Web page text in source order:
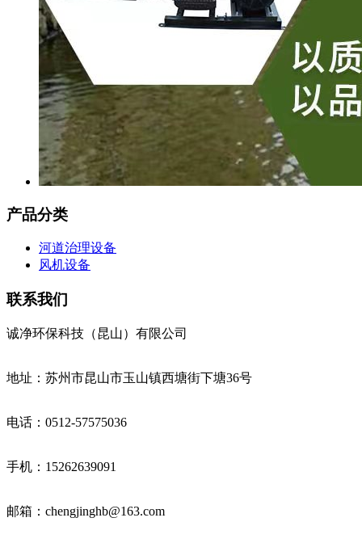
产品分类
河道治理设备
风机设备
联系我们
诚净环保科技（昆山）有限公司
地址：苏州市昆山市玉山镇西塘街下塘36号
电话：0512-57575036
手机：15262639091
邮箱：chengjinghb@163.com